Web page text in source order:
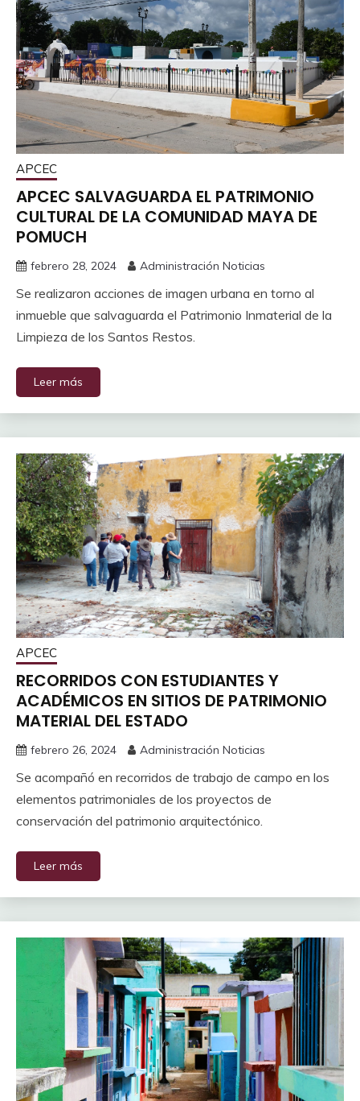
APCEC
APCEC SALVAGUARDA EL PATRIMONIO
CULTURAL DE LA COMUNIDAD MAYA DE
POMUCH
febrero 28, 2024 Administración Noticias
Se realizaron acciones de imagen urbana en torno al
inmueble que salvaguarda el Patrimonio Inmaterial de la
Limpieza de los Santos Restos.
Leer más
APCEC
RECORRIDOS CON ESTUDIANTES Y
ACADÉMICOS EN SITIOS DE PATRIMONIO
MATERIAL DEL ESTADO
febrero 26, 2024 Administración Noticias
Se acompañó en recorridos de trabajo de campo en los
elementos patrimoniales de los proyectos de
conservación del patrimonio arquitectónico.
Leer más